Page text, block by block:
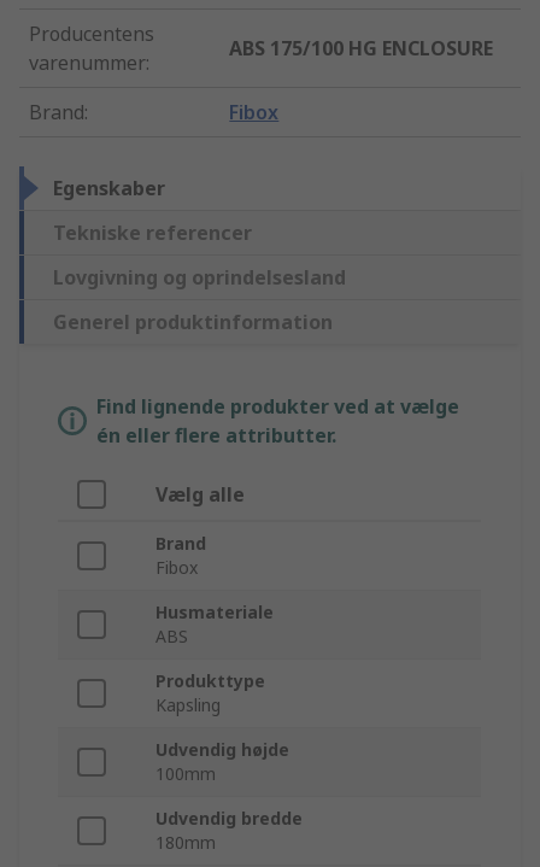
Producentens
varenummer:
ABS 175/100 HG ENCLOSURE
Brand: Fibox
Egenskaber
Tekniske referencer
Lovgivning og oprindelsesland
Generel produktinformation
Find lignende produkter ved at vælge
én eller flere attributter.
Vælg alle
Brand
Fibox
Husmateriale
ABS
Produkttype
Kapsling
Udvendig højde
100mm
Udvendig bredde
180mm